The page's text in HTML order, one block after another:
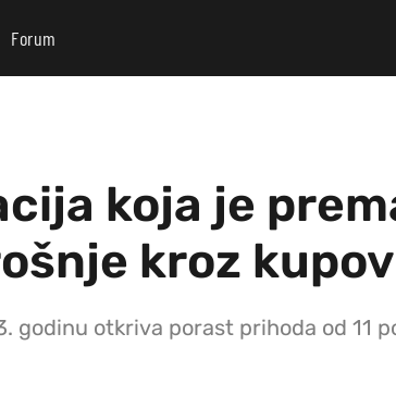
Forum
koja je
kroz
godinu otkriva porast prihoda od 11